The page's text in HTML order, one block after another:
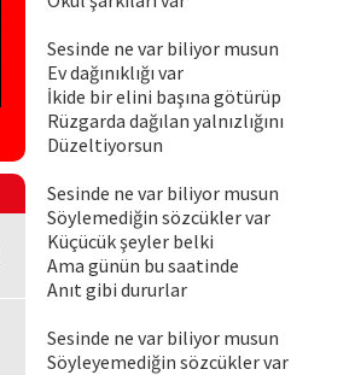
Sesinde ne var biliyor musun
Ev dağınıklığı var
İkide bir elini başına götürüp
Rüzgarda dağılan yalnızlığını
Düzeltiyorsun
Sesinde ne var biliyor musun
Söylemediğin sözcükler var
Küçücük şeyler belki
Ama günün bu saatinde
Anıt gibi dururlar
Sesinde ne var biliyor musun
Söyleyemediğin sözcükler var